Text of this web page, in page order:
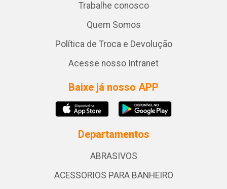
Trabalhe conosco
Quem Somos
Política de Troca e Devolução
Acesse nosso Intranet
Baixe já nosso APP
Departamentos
ABRASIVOS
ACESSORIOS PARA BANHEIRO